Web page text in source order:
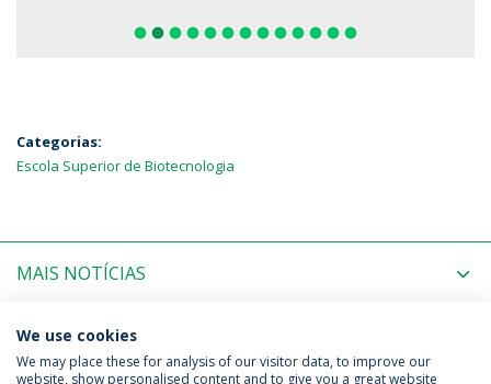
fiber_manual_record fiber_manual_record fiber_manual_record fiber_manual_record fiber_manual_record fiber_manual_record fiber_manual_record fiber_manual_record fiber_manual_record fiber_manual_record fiber_manual_record fiber_manual_record fiber_manual_record
Categorias:
Escola Superior de Biotecnologia
MAIS NOTÍCIAS
PRÓXIMOS EVENTOS
We use cookies
We may place these for analysis of our visitor data, to improve our
website, show personalised content and to give you a great website